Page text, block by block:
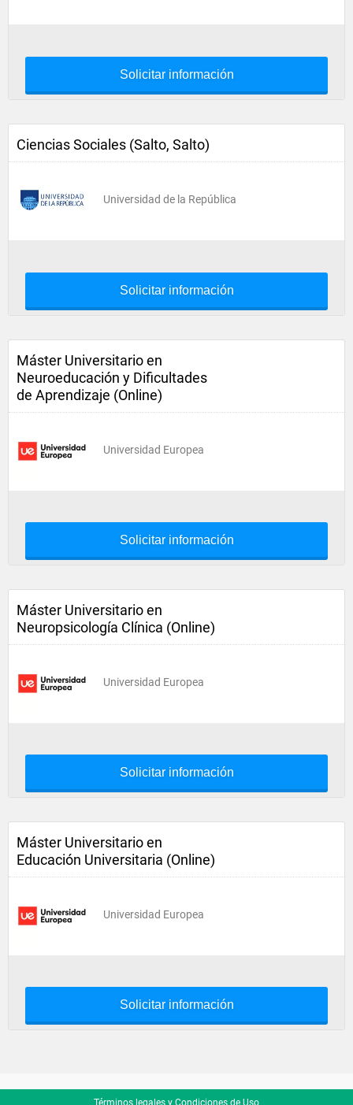
Solicitar información
Ciencias Sociales (Salto, Salto)
Universidad de la República
Solicitar información
Máster Universitario en
Neuroeducación y Dificultades
de Aprendizaje (Online)
Universidad Europea
Solicitar información
Máster Universitario en
Neuropsicología Clínica (Online)
Universidad Europea
Solicitar información
Máster Universitario en
Educación Universitaria (Online)
Universidad Europea
Solicitar información
Términos legales y Condiciones de Uso